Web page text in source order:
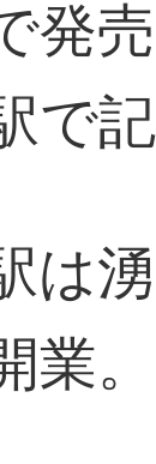
発
で
は
。